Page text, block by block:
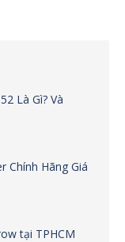
Là Gì? Và
Chính Hãng Giá
tại TPHCM